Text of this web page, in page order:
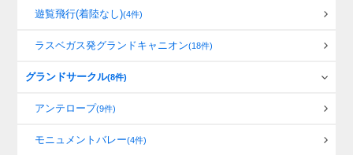
遊覧飛行(着陸なし)(4件)
ラスベガス発グランドキャニオン(18件)
グランドサークル(8件)
アンテロープ(9件)
モニュメントバレー(4件)